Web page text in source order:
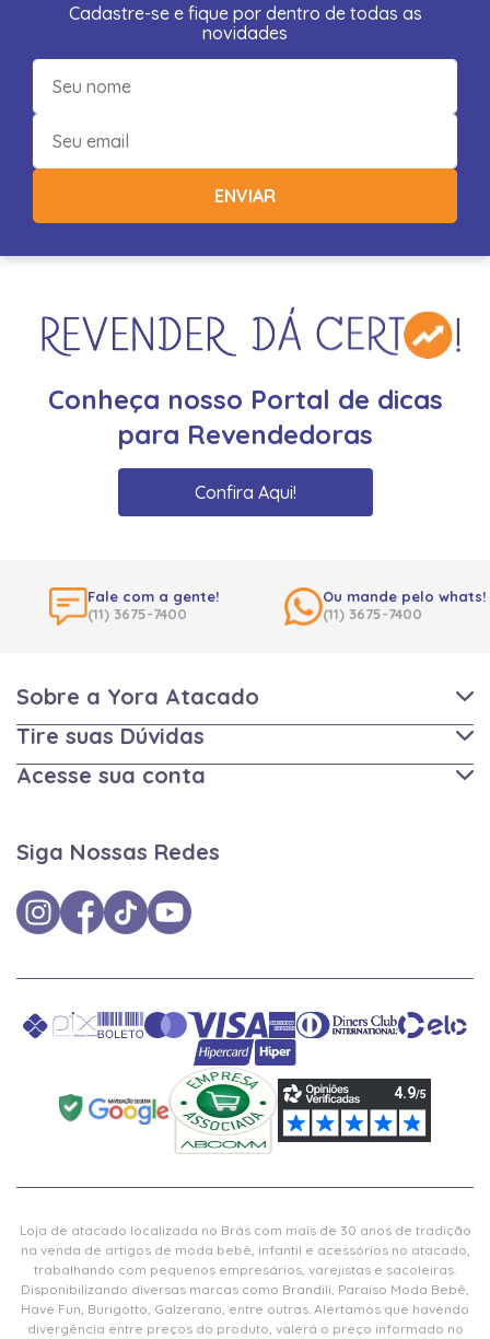
Cadastre-se e fique por dentro de todas as
novidades
ENVIAR
Conheça nosso Portal de dicas
para Revendedoras
Confira Aqui!
Fale com a gente!
(11) 3675-7400
Ou mande pelo whats!
(11) 3675-7400
Sobre a Yora Atacado
Tire suas Dúvidas
Acesse sua conta
Siga Nossas Redes
Loja de atacado localizada no Brás com mais de 30 anos de tradição
na venda de artigos de moda bebê, infantil e acessórios no atacado,
trabalhando com pequenos empresários, varejistas e sacoleiras.
Disponibilizando diversas marcas como Brandili, Paraíso Moda Bebê,
Have Fun, Burigotto, Galzerano, entre outras. Alertamos que havendo
divergência entre preços do produto, valerá o preço informado no